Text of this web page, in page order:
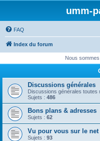
umm-
FAQ
Index du forum
Nous
Discussions générales
Discussions générales toutes
Sujets : 486
Bons plans & adresses
Sujets : 62
Vu pour vous sur le net
Sujets : 93